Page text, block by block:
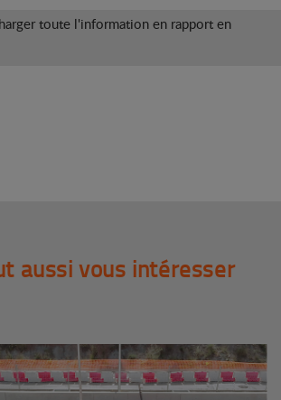
toute l'information en rapport en
aussi vous intéresser